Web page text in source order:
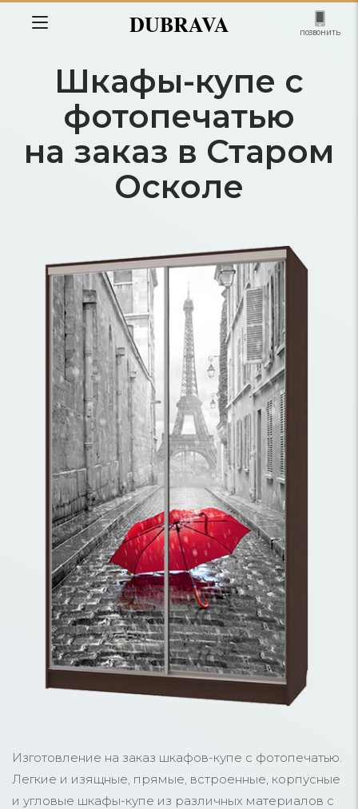
DUBRAVA позвонить
Шкафы-купе с
фотопечатью
на заказ в Старом
Осколе
Изготовление на заказ шкафов-купе с фотопечатью.
Легкие и изящные, прямые, встроенные, корпусные
и угловые шкафы-купе из различных материалов с